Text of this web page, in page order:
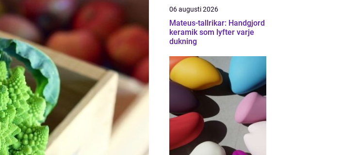
06 augusti 2026
Mateus-tallrikar: Handgjord
keramik som lyfter varje
dukning